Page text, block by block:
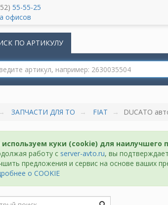
55-55-25
офисов
ПО АРТИКУЛУ
ЗАПЧАСТИ ДЛЯ ТО FIAT DUCATO
куки (cookie) для наилучшего
работу с server-avto.ru, вы
предложения и сервис на основе ваших
о COOKIE